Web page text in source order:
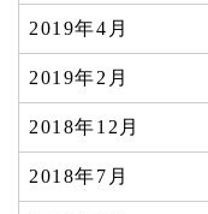
2019年4月
2019年2月
2018年12月
2018年7月